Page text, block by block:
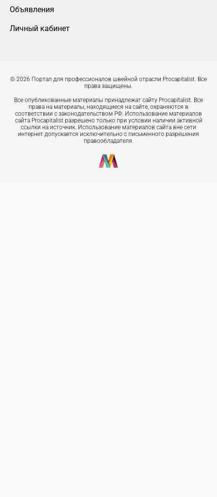
Объявления
Личный кабинет
© 2026 Портал для профессионалов швейной отрасли Procapitalist. Все
права защищены.
Все опубликованные материалы принадлежат сайту Procapitalist. Все
права на материалы, находящиеся на сайте, охраняются в
соответствии с законодательством РФ. Использование материалов
сайта Procapitalist разрешено только при условии наличии активной
ссылки на источник. Использование материалов сайта вне сети
интернет допускается исключительно с письменного разрешения
правообладателя.